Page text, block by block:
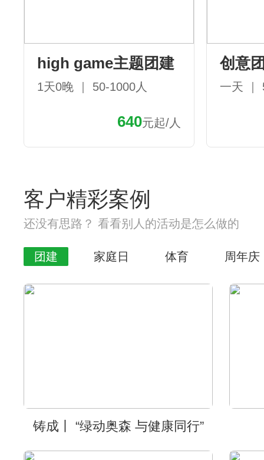
high game主题团建
1天0晚 ｜ 50-1000人
640元起/人
创意
一天 ｜
客户精彩案例
还没有思路？ 看看别人的活动是怎么做的
团建 家庭日 体育 周年庆
铸成丨 “绿动奥森 与健康同行”